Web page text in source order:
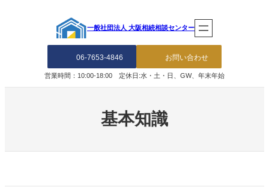
一般社団法人 大阪相続相談センター
06-7653-4846 お問い合わせ
営業時間：10:00-18:00 定休日:水・土・日、GW、年末年始
基本知識